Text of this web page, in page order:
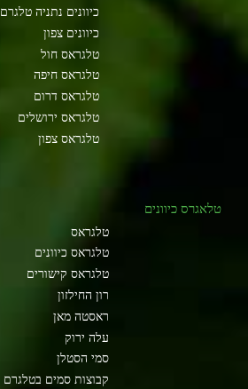
כיוונים נתניה טלגרם
כיוונים צפון
טלגראס חול
טלגראס חיפה
טלגראס דרום
טלגראס ירושלים
טלגראס צפון
טלאגרס כיוונים
טלגראס
טלגראס כיוונים
טלגראס קישורים
רון החילזון
ראסטה מאן
עלה ירוק
סמי הסטלן
קבוצות סמים בטלגרם